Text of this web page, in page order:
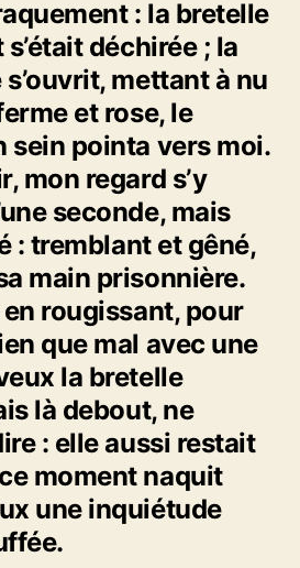
: la bretelle
déchirée ; la
mettant à nu
et rose, le
sein pointa vers moi.
mon regard s’y
seconde, mais
: tremblant et gêné,
main prisonnière.
rougissant, pour
que mal avec une
la bretelle
là debout, ne
: elle aussi restait
moment naquit
une inquiétude